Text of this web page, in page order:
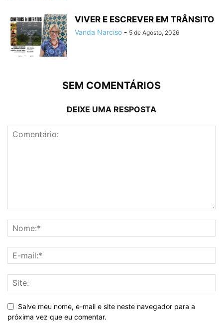
VIVER E ESCREVER EM TRÂNSITO
Vanda Narciso - 5 de Agosto, 2026
SEM COMENTÁRIOS
DEIXE UMA RESPOSTA
Salve meu nome, e-mail e site neste navegador para a
próxima vez que eu comentar.